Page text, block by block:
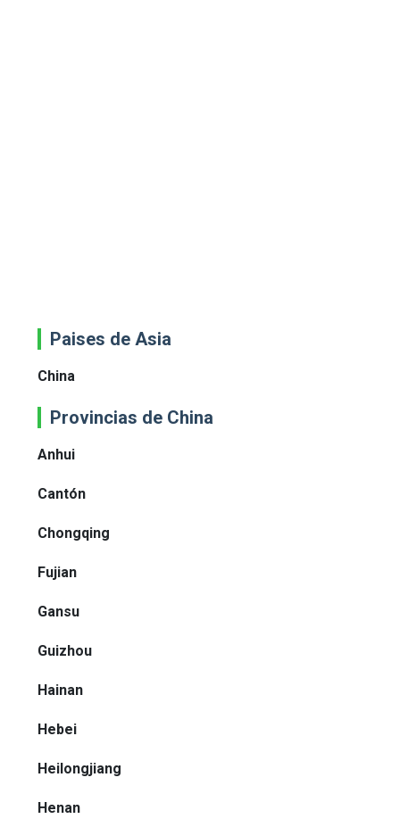
Paises de Asia
China
Provincias de China
Anhui
Cantón
Chongqing
Fujian
Gansu
Guizhou
Hainan
Hebei
Heilongjiang
Henan